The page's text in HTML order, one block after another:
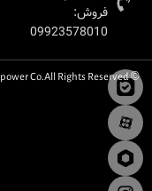
فروش:
09923578010